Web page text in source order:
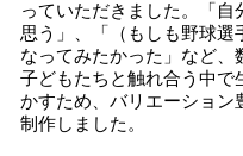
っていただきました。「自
思う」、「（もしも野球選
なってみたかった」など、
子どもたちと触れ合う中で
かすため、バリエーション
制作しました。